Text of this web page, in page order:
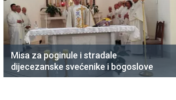
Misa za poginule i stradale
dijecezanske svećenike i bogoslove